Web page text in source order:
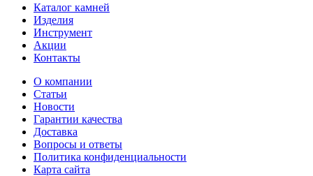
Каталог камней
Изделия
Инструмент
Акции
Контакты
О компании
Статьи
Новости
Гарантии качества
Доставка
Вопросы и ответы
Политика конфиденциальности
Карта сайта